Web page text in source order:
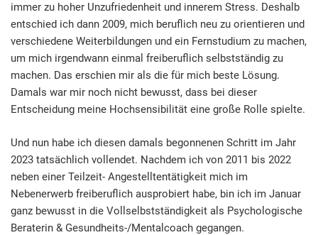
immer zu hoher Unzufriedenheit und innerem Stress. Deshalb
entschied ich dann 2009, mich beruflich neu zu orientieren und
verschiedene Weiterbildungen und ein Fernstudium zu machen,
um mich irgendwann einmal freiberuflich selbstständig zu
machen. Das erschien mir als die für mich beste Lösung.
Damals war mir noch nicht bewusst, dass bei dieser
Entscheidung meine Hochsensibilität eine große Rolle spielte.
Und nun habe ich diesen damals begonnenen Schritt im Jahr
2023 tatsächlich vollendet. Nachdem ich von 2011 bis 2022
neben einer Teilzeit- Angestelltentätigkeit mich im
Nebenerwerb freiberuflich ausprobiert habe, bin ich im Januar
ganz bewusst in die Vollselbstständigkeit als Psychologische
Beraterin & Gesundheits-/Mentalcoach gegangen.